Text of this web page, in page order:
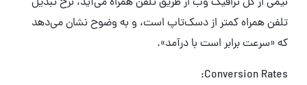
تلفن همراه کمتر از دسک‌تاپ است، و به وضوح نشان می‌دهد
که «سرعت برابر است با درآمد».
Conversion Rates: